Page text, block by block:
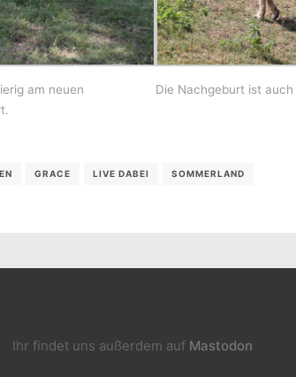
am neuen
Die Nachgeburt ist auch
GRACE LIVE DABEI SOMMERLAND
Ihr findet uns außerdem auf Mastodon